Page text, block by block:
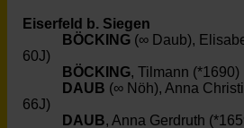
Eiserfeld b. Siegen
BÖCKING (∞ Daub),
60J)
BÖCKING, Tilmann (*1690)
DAUB (∞ Nöh), Anna
66J)
DAUB, Anna Gerdruth